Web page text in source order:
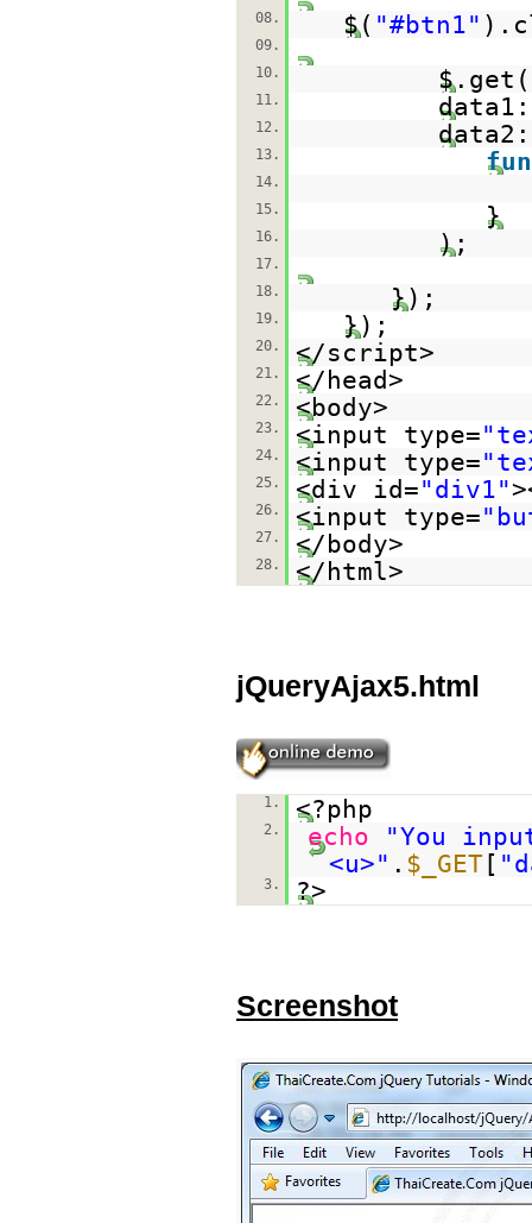
08.
$( "#btn1"
09.
10.
$.get(
11.
12.
13.
14.
15.
}
16. );
17.
18.
});
19. });
20. </script>
21. </head>
22. <body>
23. <input type=
24. <input type=
25. <div id="div1"
26. <input type=
27. </body>
28. </html>
jQueryAjax5.html
1. <?php
2. echo
"You
<u>" . $_GET[
3. ?>
Screenshot